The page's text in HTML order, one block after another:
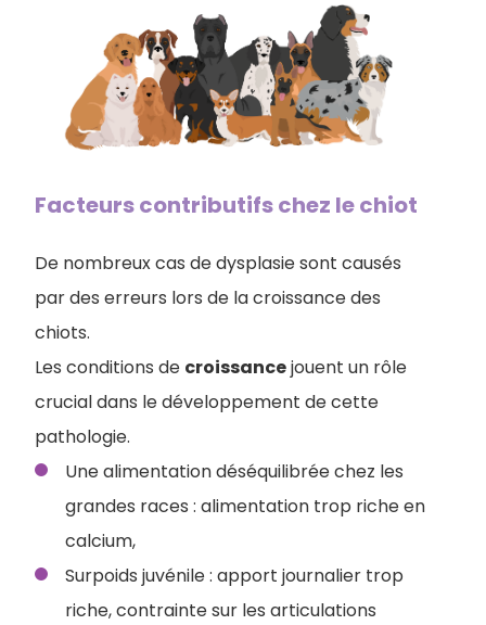
Facteurs contributifs chez le chiot
De nombreux cas de dysplasie sont causés
par des erreurs lors de la croissance des
chiots.
Les conditions de croissancejouent un rôle
crucial dans le développement de cette
pathologie.
Une alimentation déséquilibrée chez les
grandes races : alimentation trop riche en
calcium,
Surpoids juvénile : apport journalier trop
riche, contrainte sur les articulations